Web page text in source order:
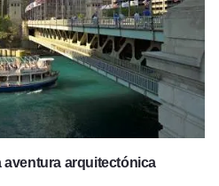
aventura arquitectónica